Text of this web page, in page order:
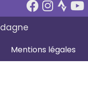
Mentions légales